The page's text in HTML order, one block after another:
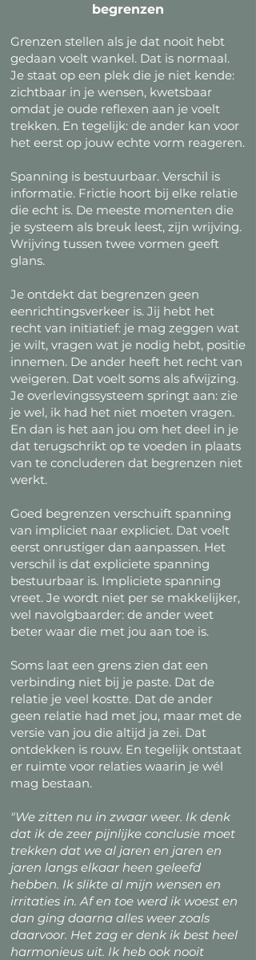
begrenzen
Grenzen stellen als je dat nooit hebt
gedaan voelt wankel. Dat is normaal.
Je staat op een plek die je niet kende:
zichtbaar in je wensen, kwetsbaar
omdat je oude reflexen aan je voelt
trekken. En tegelijk: de ander kan voor
het eerst op jouw echte vorm reageren.
Spanning is bestuurbaar. Verschil is
informatie. Frictie hoort bij elke relatie
die echt is. De meeste momenten die
je systeem als breuk leest, zijn wrijving.
Wrijving tussen twee vormen geeft
glans.
Je ontdekt dat begrenzen geen
eenrichtingsverkeer is. Jij hebt het
recht van initiatief: je mag zeggen wat
je wilt, vragen wat je nodig hebt, positie
innemen. De ander heeft het recht van
weigeren. Dat voelt soms als afwijzing.
Je overlevingssysteem springt aan: zie
je wel, ik had het niet moeten vragen.
En dan is het aan jou om het deel in je
dat terugschrikt op te voeden in plaats
van te concluderen dat begrenzen niet
werkt.
Goed begrenzen verschuift spanning
van impliciet naar expliciet. Dat voelt
eerst onrustiger dan aanpassen. Het
verschil is dat expliciete spanning
bestuurbaar is. Impliciete spanning
vreet. Je wordt niet per se makkelijker,
wel navolgbaarder: de ander weet
beter waar die met jou aan toe is.
Soms laat een grens zien dat een
verbinding niet bij je paste. Dat de
relatie je veel kostte. Dat de ander
geen relatie had met jou, maar met de
versie van jou die altijd ja zei. Dat
ontdekken is rouw. En tegelijk ontstaat
er ruimte voor relaties waarin je wél
mag bestaan.
"We zitten nu in zwaar weer. Ik denk
dat ik de zeer pijnlijke conclusie moet
trekken dat we al jaren en jaren en
jaren langs elkaar heen geleefd
hebben. Ik slikte al mijn wensen en
irritaties in. Af en toe werd ik woest en
dan ging daarna alles weer zoals
daarvoor. Het zag er denk ik best heel
harmonieus uit. Ik heb ook nooit